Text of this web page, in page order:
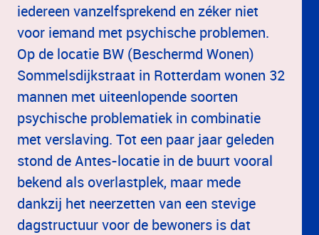
iedereen vanzelfsprekend en zéker niet
voor iemand met psychische problemen.
Op de locatie BW (Beschermd Wonen)
Sommelsdijkstraat in Rotterdam wonen 32
mannen met uiteenlopende soorten
psychische problematiek in combinatie
met verslaving. Tot een paar jaar geleden
stond de Antes-locatie in de buurt vooral
bekend als overlastplek, maar mede
dankzij het neerzetten van een stevige
dagstructuur voor de bewoners is dat